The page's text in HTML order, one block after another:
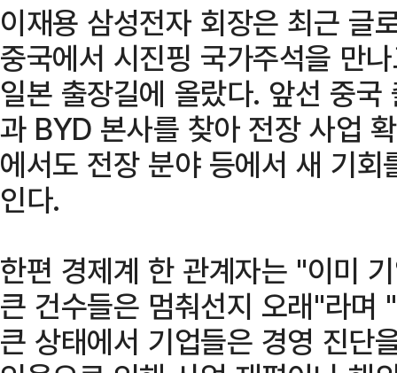
이재용 삼성전자 회장은 최근 글
중국에서 시진핑 국가주석을 만
일본 출장길에 올랐다. 앞선 중
과 BYD 본사를 찾아 전장 사업
에서도 전장 분야 등에서 새 기
인다.
한편 경제계 한 관계자는 "이미
큰 건수들은 멈춰선지 오래"라며
큰 상태에서 기업들은 경영 진단